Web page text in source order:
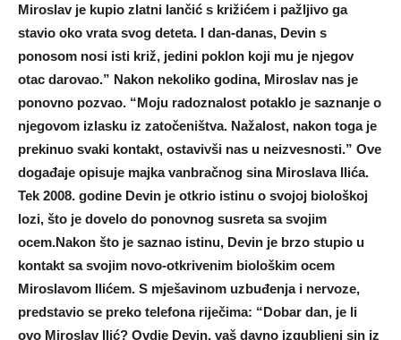
Miroslav je kupio zlatni lančić s križićem i pažljivo ga
stavio oko vrata svog deteta. I dan-danas, Devin s
ponosom nosi isti križ, jedini poklon koji mu je njegov
otac darovao.” Nakon nekoliko godina, Miroslav nas je
ponovno pozvao. “Moju radoznalost potaklo je saznanje o
njegovom izlasku iz zatočeništva. Nažalost, nakon toga je
prekinuo svaki kontakt, ostavivši nas u neizvesnosti.” Ove
događaje opisuje majka vanbračnog sina Miroslava Ilića.
Tek 2008. godine Devin je otkrio istinu o svojoj biološkoj
lozi, što je dovelo do ponovnog susreta sa svojim
ocem.Nakon što je saznao istinu, Devin je brzo stupio u
kontakt sa svojim novo-otkrivenim biološkim ocem
Miroslavom Ilićem. S mješavinom uzbuđenja i nervoze,
predstavio se preko telefona riječima: “Dobar dan, je li
ovo Miroslav Ilić? Ovdje Devin, vaš davno izgubljeni sin iz